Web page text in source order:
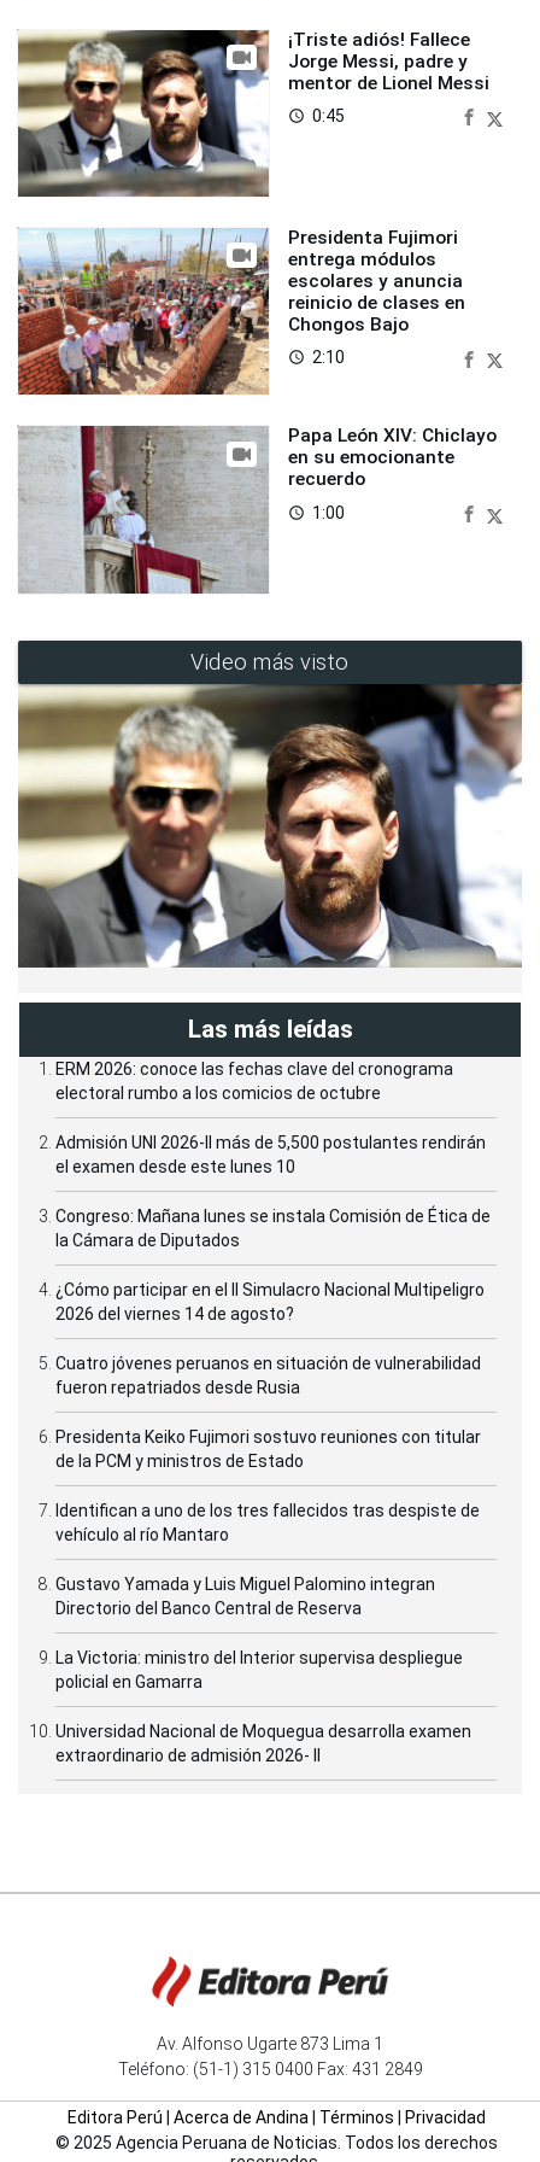
Posteriormente, se agrega azúcar y chancaca
hasta que se empiece a disolverse y se espera a
que se enfríe. Cuando esté fría se coloca la chicha
en vasijas y se las cubre con algún elemento que
permita la filtración de aire para favorecer la
La chicha se debe reposar por alrededor de ocho
días. Transcurrido ese tiempo se retira la espuma
que se haya formado como consecuencia de la
fermentación, se cuela los sedimentos y se agrega
obtenido alrededor de 3% de grado alcohólico y
estará lista para beber y disfrutar.
Beneficios para la salud
Tal vez no muchas personas sepan que beber
chicha de jora con moderación brindabeneficios
para la saluddado que ayuda a bajar de peso y a
combatir el cansancio luego de una intensa jornada
laboral o de ejercicio físico. Además de ser un
La chicha de jora es también beneficiosa para
prevenir cálculos renales y biliares, y estimula el
desempeño de los riñones, contribuyendo a evitar
la retención de líquidos en el organismo.
(FIN) LZD/MAO
¡Triste adiós! Fallece
Jorge Messi, padre y
mentor de Lionel Messi
access_time 0:45
Presidenta Fujimori
entrega módulos
escolares y anuncia
reinicio de clases en
Chongos Bajo
access_time 2:10
Papa León XIV: Chiclayo
en su emocionante
recuerdo
access_time 1:00
Video más visto
Las más leídas
ERM 2026: conoce las fechas clave del cronograma
electoral rumbo a los comicios de octubre
Admisión UNI 2026-II más de 5,500 postulantes rendirán
el examen desde este lunes 10
Congreso: Mañana lunes se instala Comisión de Ética de
la Cámara de Diputados
¿Cómo participar en el II Simulacro Nacional Multipeligro
2026 del viernes 14 de agosto?
Cuatro jóvenes peruanos en situación de vulnerabilidad
fueron repatriados desde Rusia
Presidenta Keiko Fujimori sostuvo reuniones con titular
de la PCM y ministros de Estado
Identifican a uno de los tres fallecidos tras despiste de
vehículo al río Mantaro
Gustavo Yamada y Luis Miguel Palomino integran
Directorio del Banco Central de Reserva
La Victoria: ministro del Interior supervisa despliegue
policial en Gamarra
Universidad Nacional de Moquegua desarrolla examen
extraordinario de admisión 2026- II
Av. Alfonso Ugarte 873 Lima 1
Teléfono: (51-1) 315 0400 Fax: 431 2849
Editora Perú | Acerca de Andina | Términos | Privacidad
© 2025 Agencia Peruana de Noticias. Todos los derechos